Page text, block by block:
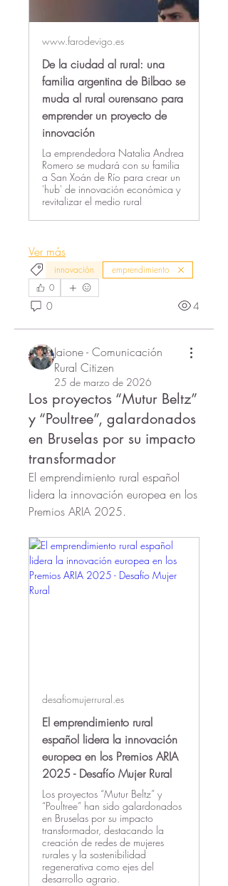
www.farodevigo.es
De la ciudad al rural: una
familia argentina de Bilbao se
muda al rural ourensano para
emprender un proyecto de
innovación
La emprendedora Natalia Andrea
Romero se mudará con su familia
a San Xoán de Río para crear un
'hub' de innovación económica y
revitalizar el medio rural
Ver más
innovación
emprendimiento
0
0 4
Jaione - Comunicación
Rural Citizen
25 de marzo de 2026
Los proyectos “Mutur Beltz”
y “Poultree”, galardonados
en Bruselas por su impacto
transformador
El emprendimiento rural español
lidera la innovación europea en los
Premios ARIA 2025.
desafiomujerrural.es
El emprendimiento rural
español lidera la innovación
europea en los Premios ARIA
2025 - Desafío Mujer Rural
Los proyectos “Mutur Beltz” y
“Poultree” han sido galardonados
en Bruselas por su impacto
transformador, destacando la
creación de redes de mujeres
rurales y la sostenibilidad
regenerativa como ejes del
desarrollo agrario.